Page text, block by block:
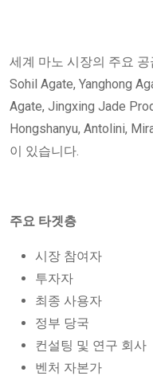
세계 마노 시장의 주요 공
Sohil Agate, Yanghong
Agate, Jingxing Jade
Hongshanyu, Antolini,
이 있습니다.
주요 타겟층
시장 참여자
투자자
최종 사용자
정부 당국
컨설팅 및 연구 회사
벤처 자본가